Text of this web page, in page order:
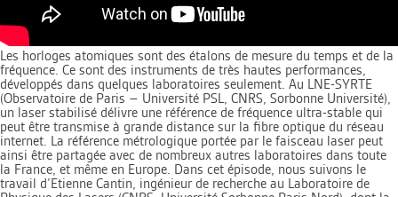
Les horloges atomiques sont des étalons de mesure du temps et de la
fréquence. Ce sont des instruments de très hautes performances,
développés dans quelques laboratoires seulement. Au LNE-SYRTE
(Observatoire de Paris – Université PSL, CNRS, Sorbonne Université),
un laser stabilisé délivre une référence de fréquence ultra-stable qui
peut être transmise à grande distance sur la fibre optique du réseau
internet. La référence métrologique portée par le faisceau laser peut
ainsi être partagée avec de nombreux autres laboratoires dans toute
la France, et même en Europe. Dans cet épisode, nous suivons le
travail d’Etienne Cantin, ingénieur de recherche au Laboratoire de